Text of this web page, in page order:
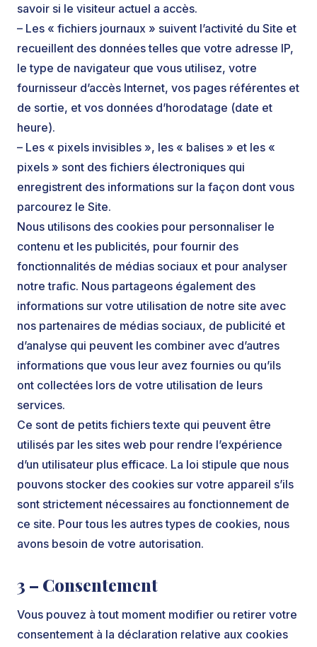
savoir si le visiteur actuel a accès.
– Les « fichiers journaux » suivent l’activité du Site et
recueillent des données telles que votre adresse IP,
le type de navigateur que vous utilisez, votre
fournisseur d’accès Internet, vos pages référentes et
de sortie, et vos données d’horodatage (date et
heure).
– Les « pixels invisibles », les « balises » et les «
pixels » sont des fichiers électroniques qui
enregistrent des informations sur la façon dont vous
parcourez le Site.
Nous utilisons des cookies pour personnaliser le
contenu et les publicités, pour fournir des
fonctionnalités de médias sociaux et pour analyser
notre trafic. Nous partageons également des
informations sur votre utilisation de notre site avec
nos partenaires de médias sociaux, de publicité et
d’analyse qui peuvent les combiner avec d’autres
informations que vous leur avez fournies ou qu’ils
ont collectées lors de votre utilisation de leurs
services.
Ce sont de petits fichiers texte qui peuvent être
utilisés par les sites web pour rendre l’expérience
d’un utilisateur plus efficace. La loi stipule que nous
pouvons stocker des cookies sur votre appareil s’ils
sont strictement nécessaires au fonctionnement de
ce site. Pour tous les autres types de cookies, nous
avons besoin de votre autorisation.
3 – Consentement
Vous pouvez à tout moment modifier ou retirer votre
consentement à la déclaration relative aux cookies